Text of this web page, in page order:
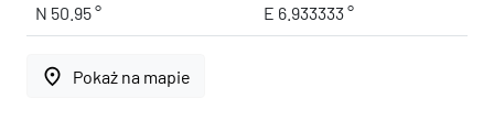
N 50.95 ° E 6.933333 °
place Pokaż na mapie